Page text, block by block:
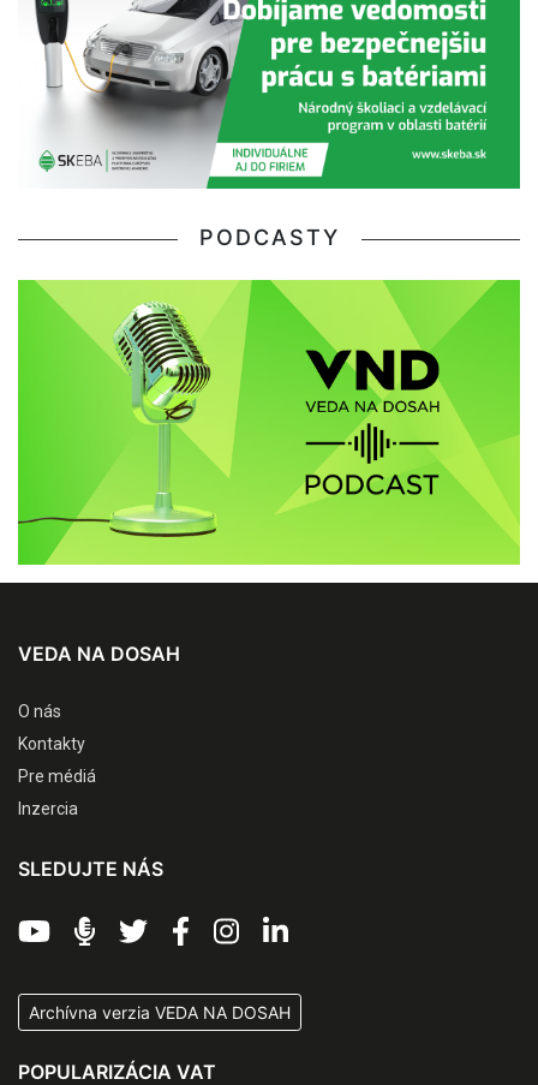
PODCASTY
VEDA NA DOSAH
O nás
Kontakty
Pre médiá
Inzercia
SLEDUJTE NÁS
Archívna verzia VEDA NA DOSAH
POPULARIZÁCIA VAT